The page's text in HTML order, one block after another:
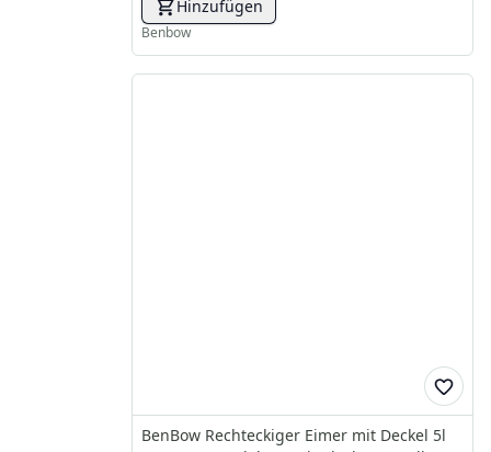
Hinzufügen
Benbow
BenBow Rechteckiger Eimer mit Deckel 5l